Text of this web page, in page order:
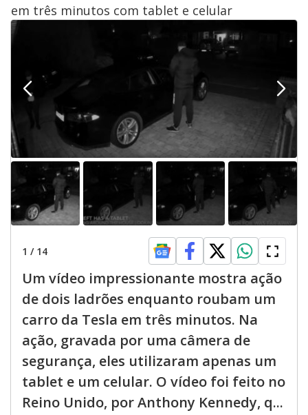
em três minutos com tablet e celular
1 / 14
Um vídeo impressionante mostra ação
de dois ladrões enquanto roubam um
carro da Tesla em três minutos. Na
ação, gravada por uma câmera de
segurança, eles utilizaram apenas um
tablet e um celular. O vídeo foi feito no
Reino Unido, por Anthony Kennedy, q...